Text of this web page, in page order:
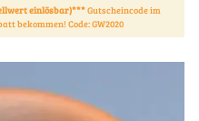
einlösbar)***Gutscheincode im
bekommen! Code: GW2020